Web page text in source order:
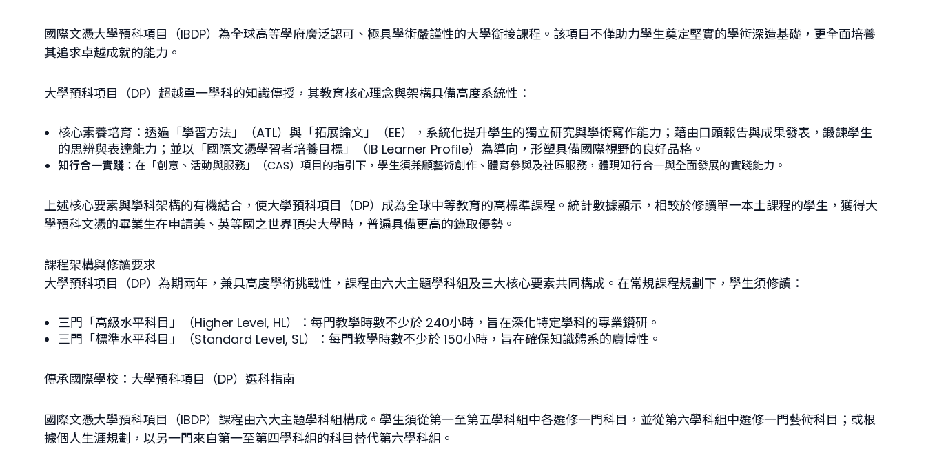
國際文憑大學預科項目（IBDP）為全球高等學府廣泛認可、極具學術嚴謹性的大學銜接課程。該項目不僅助力學生奠定堅實的學術深造基礎，更全面培養
其追求卓越成就的能力。
大學預科項目（DP）超越單一學科的知識傳授，其教育核心理念與架構具備高度系統性：
核心素養培育 ：透過「學習方法」（ATL）與「拓展論文」（EE），系統化提升學生的獨立研究與學術寫作能力；藉由口頭報告與成果發表，鍛鍊學生
的思辨與表達能力；並以「國際文憑學習者培養目標」（IB Learner Profile）為導向，形塑具備國際視野的良好品格。
知行合一實踐 ：在「創意、活動與服務」（CAS）項目的指引下，學生須兼顧藝術創作、體育參與及社區服務，體現知行合一與全面發展的實踐能力。
上述核心要素與學科架構的有機結合，使大學預科項目（DP）成為全球中等教育的高標準課程。統計數據顯示，相較於修讀單一本土課程的學生，獲得大
學預科文憑的畢業生在申請美、英等國之世界頂尖大學時，普遍具備更高的錄取優勢。
課程架構與修讀要求
大學預科項目（DP）為期兩年，兼具高度學術挑戰性，課程由六大主題學科組及三大核心要素共同構成。在常規課程規劃下，學生須修讀：
三門「高級水平科目」（Higher Level, HL）
：每門教學時數不少於 240小時，旨在深化特定學科的專業鑽研。
三門「標準水平科目」（Standard Level, SL）
：每門教學時數不少於 150小時，旨在確保知識體系的廣博性。
傳承國際學校：大學預科項目（DP）選科指南
國際文憑大學預科項目（IBDP）課程由六大主題學科組構成。學生須從第一至第五學科組中各選修一門科目，並從第六學科組中選修一門藝術科目；或根
據個人生涯規劃，以另一門來自第一至第四學科組的科目替代第六學科組。